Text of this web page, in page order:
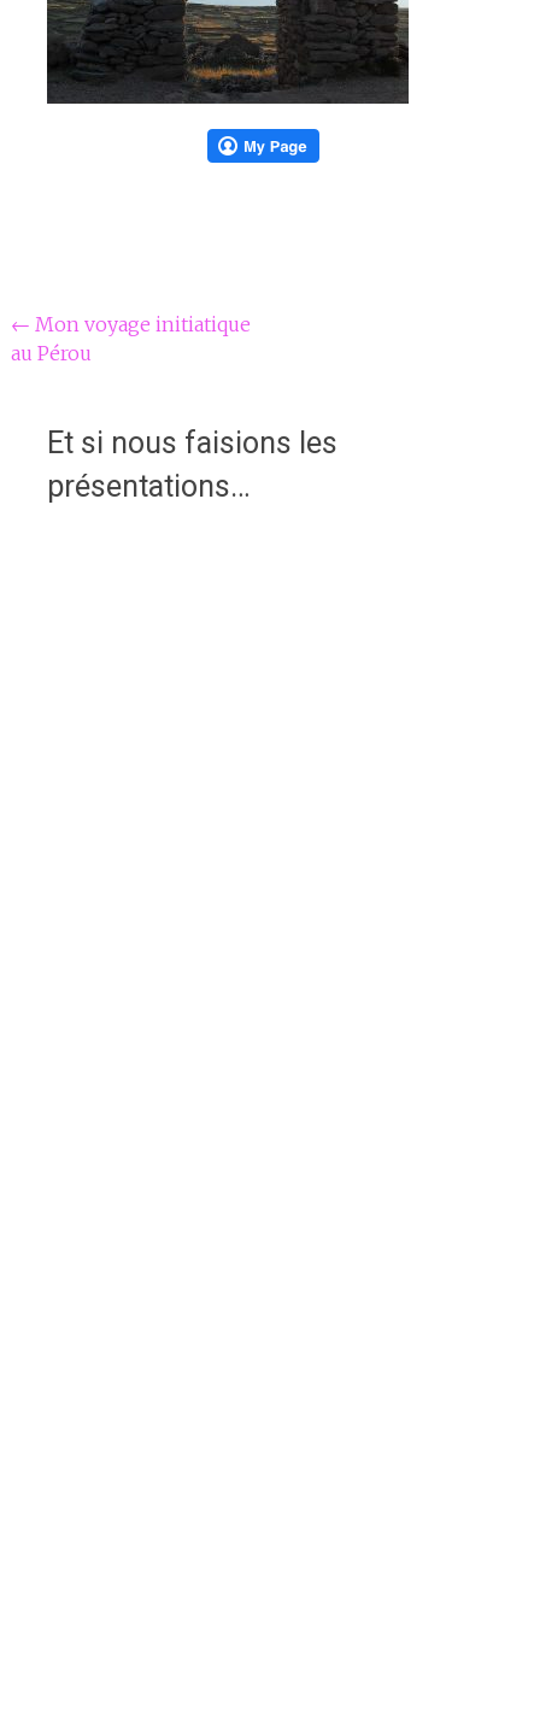
Navigation
Article
← Mon voyage initiatique
au Pérou
Et si nous faisions les
présentations…